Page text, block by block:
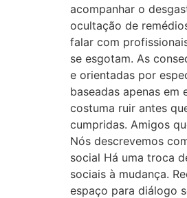
acompanhar o
ocultação de
falar com
se esgotam. As
e orientadas por
baseadas apenas
costuma ruir antes
cumpridas. Amigos
Nós descrevemos
social Há uma troca
sociais à mudança.
espaço para diálogo